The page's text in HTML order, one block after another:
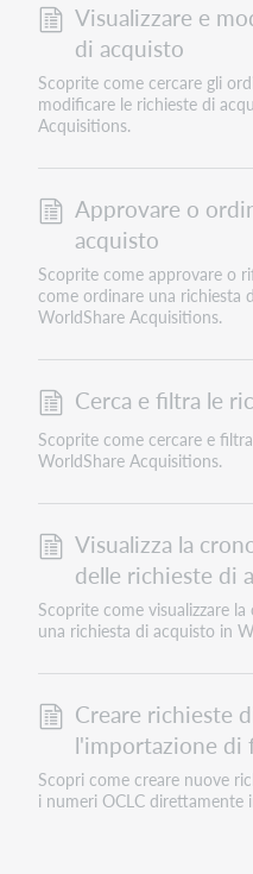
Visualizzare e
di acquisto
Scoprite come cercare gli
modificare le richieste di
Acquisitions.
Approvare o
acquisto
Scoprite come approvare o
come ordinare una richiesta
WorldShare Acquisitions.
Cerca e filtra le
Scoprite come cercare e
WorldShare Acquisitions.
Visualizza la
delle richieste di
Scoprite come visualizzare
una richiesta di acquisto in
Creare richieste
l'importazione di
Scopri come creare nuove
i numeri OCLC direttamente